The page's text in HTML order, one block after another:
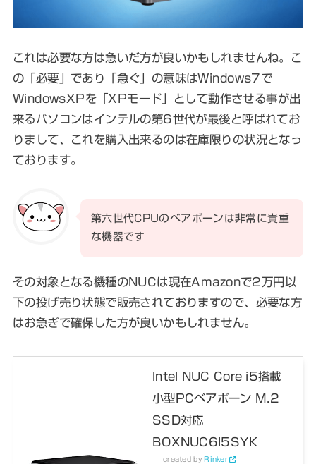
これは必要な方は急いだ方が良いかもしれませんね。こ
の「必要」であり「急ぐ」の意味はWindows7で
WindowsXPを「XPモード」として動作させる事が出
来るパソコンはインテルの第6世代が最後と呼ばれてお
りまして、これを購入出来るのは在庫限りの状況となっ
ております。
第六世代CPUのベアボーンは非常に貴重
な機器です
その対象となる機種のNUCは現在Amazonで2万円以
下の投げ売り状態で販売されておりますので、必要な方
はお急ぎで確保した方が良いかもしれません。
Intel NUC Core i5搭載
小型PCベアボーン M.2
SSD対応
BOXNUC6I5SYK
created by Rinker